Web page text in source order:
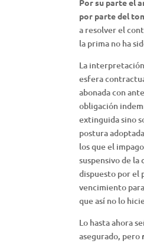
Por su parte el
por parte del
a resolver el
la prima no ha
La
esfera
abonada con
obligación
extinguida sino
postura
los que el
suspensivo de
dispuesto por el
vencimiento
que así no lo
Lo hasta ahora
asegurado, pero